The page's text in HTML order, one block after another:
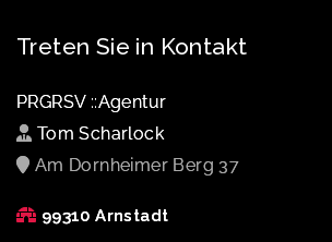
Treten Sie in Kontakt
PRGRSV ::Agentur
Tom Scharlock
Am Dornheimer Berg 37
99310 Arnstadt